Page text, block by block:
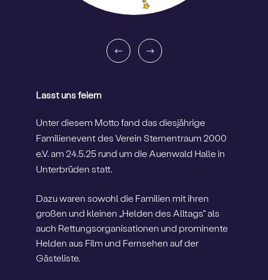
Lasst uns feiern
Unter diesem Motto fand das diesjährige
Familienevent des Verein Sternentraum 2000
e.V. am 24.5.25 rund um die Auenwald Halle in
Unterbrüden statt.
Dazu waren sowohl die Familien mit ihren
großen und kleinen „Helden des Alltags“ als
auch Rettungsorganisationen und prominente
Helden aus Film und Fernsehen auf der
Gästeliste.